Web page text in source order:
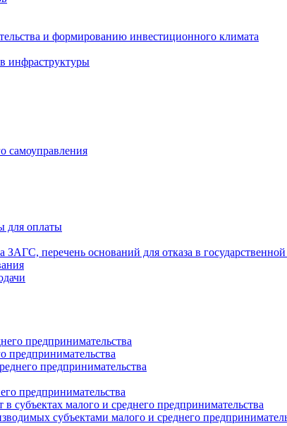
и формированию инвестиционного климата
инфраструктуры
самоуправления
для оплаты
перечень оснований для отказа в
предпринимательства
предпринимательства
предпринимательства
предпринимательства
субъектах малого и среднего предпринимательства
субъектами малого и среднего